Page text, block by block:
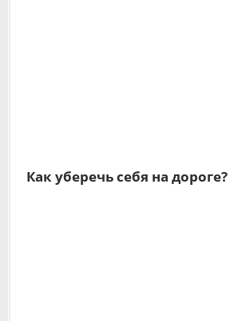
Как уберечь себя на дороге?